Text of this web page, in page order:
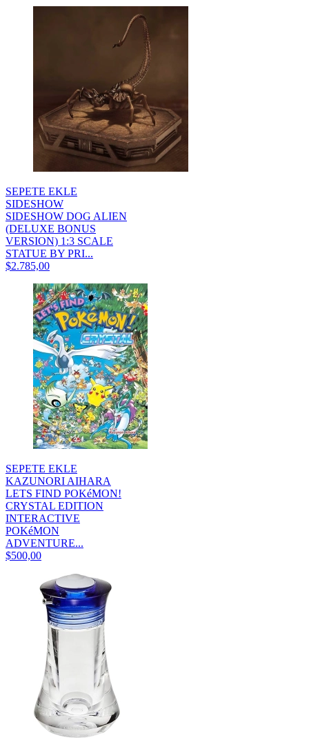
SEPETE EKLE
SIDESHOW
SIDESHOW DOG ALIEN
(DELUXE BONUS
VERSION) 1:3 SCALE
STATUE BY PRI...
$2.785,00
SEPETE EKLE
KAZUNORI AIHARA
LETS FIND POKéMON!
CRYSTAL EDITION
INTERACTIVE
POKéMON
ADVENTURE...
$500,00